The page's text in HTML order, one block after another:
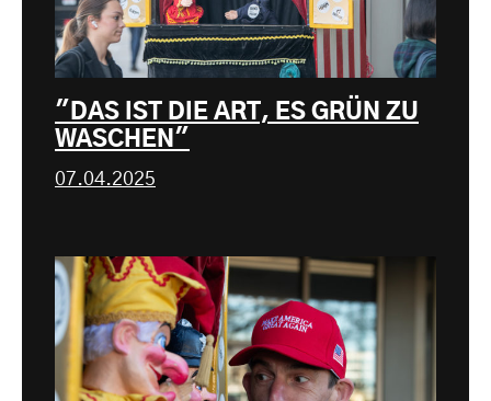
"DAS IST DIE ART, ES GRÜN ZU
WASCHEN"
07.04.2025